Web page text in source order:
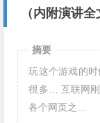
（内附演讲全
摘要
玩这个游戏的
很多… 互联网刚
各个网页之…